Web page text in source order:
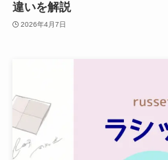
違いを解説
2026年4月7日